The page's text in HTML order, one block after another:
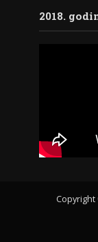
2018.
Copyright